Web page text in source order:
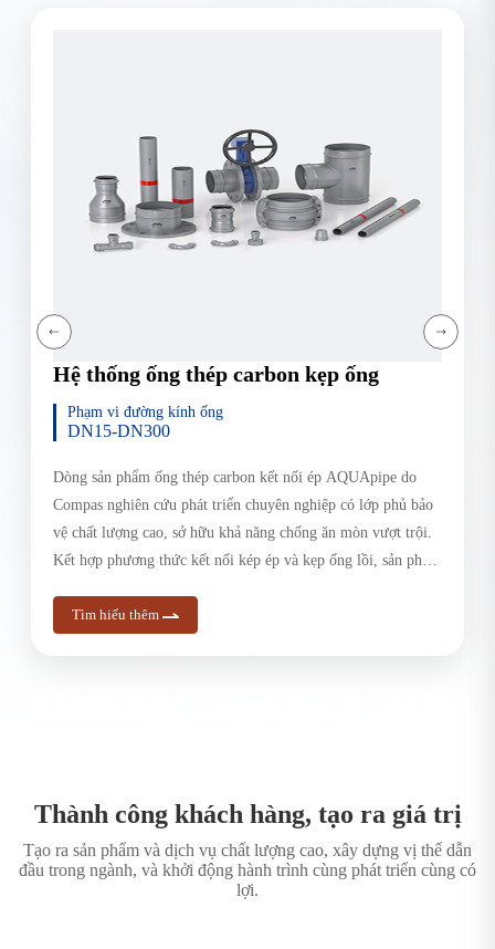
Hệ thống ống thép carbon kẹp ống
Phạm vi đường kính ống
DN15-DN300
Dòng sản phẩm ống thép carbon kết nối ép AQUApipe do
Compas nghiên cứu phát triển chuyên nghiệp có lớp phủ bảo
vệ chất lượng cao, sở hữu khả năng chống ăn mòn vượt trội.
Kết hợp phương thức kết nối kép ép và kẹp ống lồi, sản phẩm
mòn mạnh mẽ, tính giãn hydrogen thấp, độ cứng cao và độ
Tìm hiểu thêm
Thành công khách hàng, tạo ra giá trị
Tạo ra sản phẩm và dịch vụ chất lượng cao, xây dựng vị thế dẫn
đầu trong ngành, và khởi động hành trình cùng phát triển cùng có
lợi.